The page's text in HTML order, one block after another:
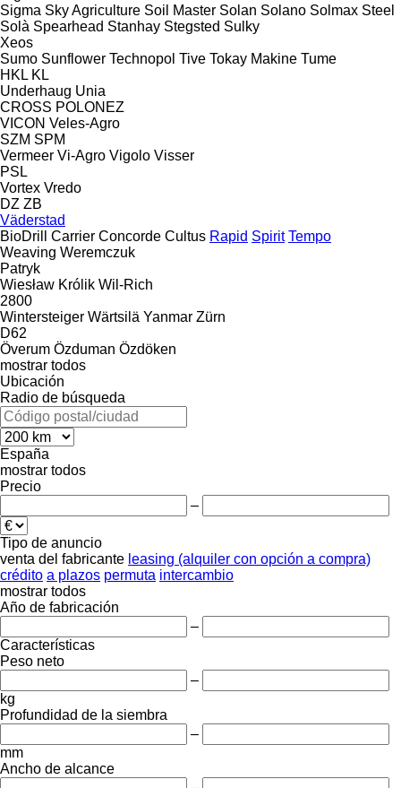
Sigma Sky Agriculture Soil Master Solan Solano Solmax Steel
Solà Spearhead Stanhay Stegsted Sulky
Xeos
Sumo Sunflower Technopol Tive Tokay Makine Tume
HKL KL
Underhaug Unia
CROSS POLONEZ
VICON Veles-Agro
SZM SPM
Vermeer Vi-Agro Vigolo Visser
PSL
Vortex Vredo
DZ ZB
Väderstad
BioDrill
Carrier Concorde Cultus Rapid Spirit Tempo
Weaving Weremczuk
Patryk
Wiesław Królik Wil-Rich
2800
Wintersteiger Wärtsilä Yanmar Zürn
D62
Överum Özduman Özdöken
mostrar todos
Ubicación
Radio de búsqueda
España
mostrar todos
Precio
–
Tipo de anuncio
venta del fabricante leasing (alquiler con opción a compra)
crédito a plazos permuta intercambio
mostrar todos
Año de fabricación
–
Características
Peso neto
–
kg
Profundidad de la siembra
–
mm
Ancho de alcance